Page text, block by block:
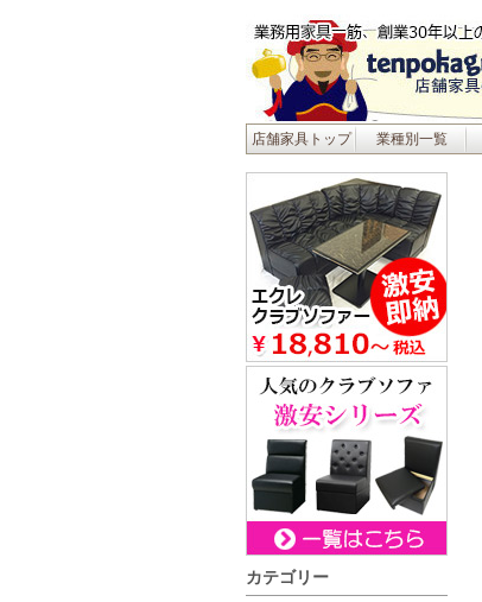
店舗家具トップ 業種別一覧
カテゴリー